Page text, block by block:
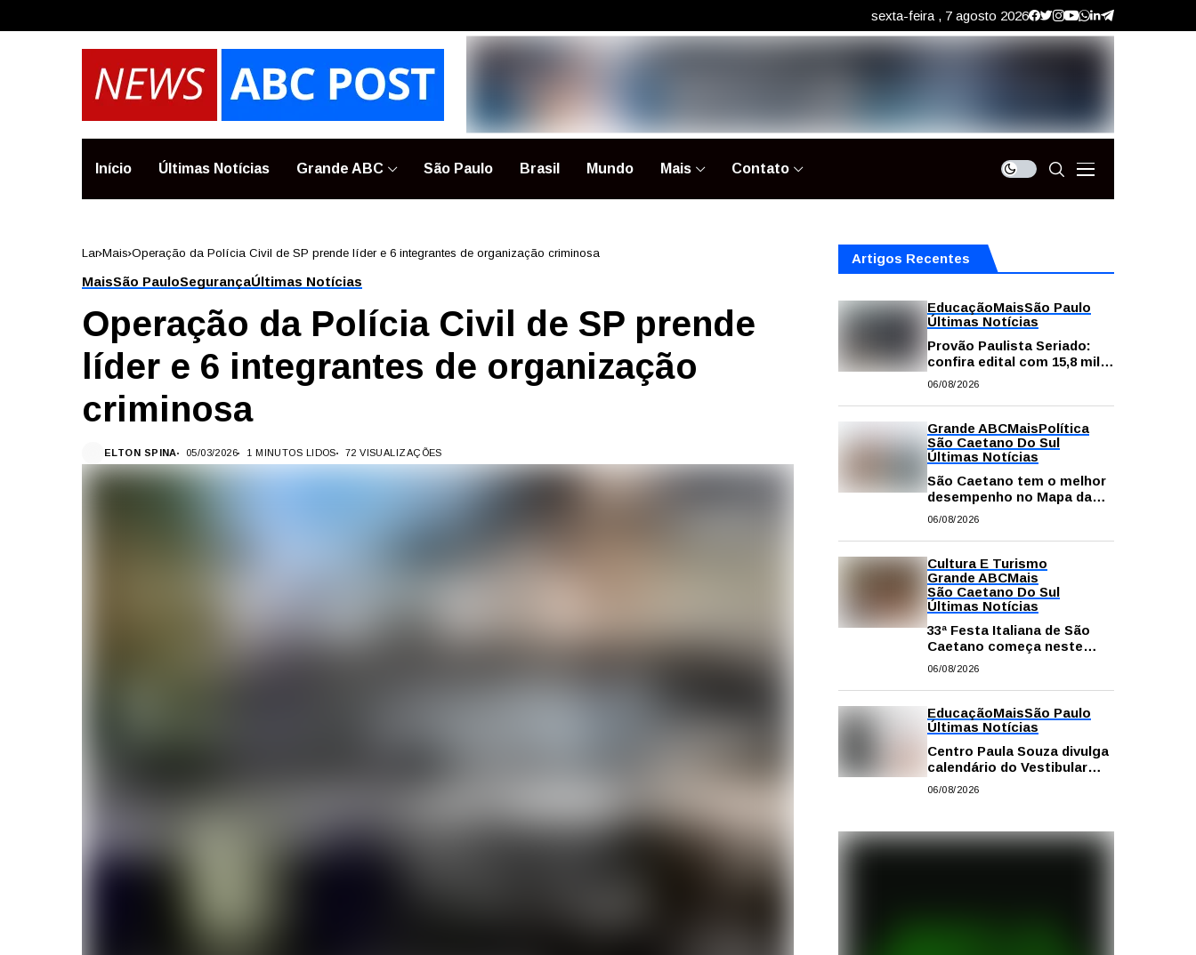
sexta-feira , 7 agosto 2026
Início Últimas Notícias Grande ABC São Paulo Brasil Mundo Mais Contato
Lar Mais Operação da Polícia Civil de SP prende líder e 6 integrantes de organização criminosa
MaisSão PauloSegurançaÚltimas Notícias
Operação da Polícia Civil de SP prende
líder e 6 integrantes de organização
criminosa
ELTON SPINA 05/03/2026 1 MINUTOS LIDOS 72 VISUALIZAÇÕES
Artigos Recentes
EducaçãoMaisSão Paulo
Últimas Notícias
Provão Paulista Seriado:
confira edital com 15,8 mil
vagas para ensino superior
06/08/2026
Grande ABCMaisPolítica
São Caetano Do Sul
Últimas Notícias
São Caetano tem o melhor
desempenho no Mapa da
Desigualdade da Grande SP
06/08/2026
Cultura E Turismo
Grande ABCMais
São Caetano Do Sul
Últimas Notícias
33ª Festa Italiana de São
Caetano começa neste
sábado com mais barracas
e atrações
06/08/2026
EducaçãoMaisSão Paulo
Últimas Notícias
Centro Paula Souza divulga
calendário do Vestibular
das Fatecs para o primeiro
06/08/2026